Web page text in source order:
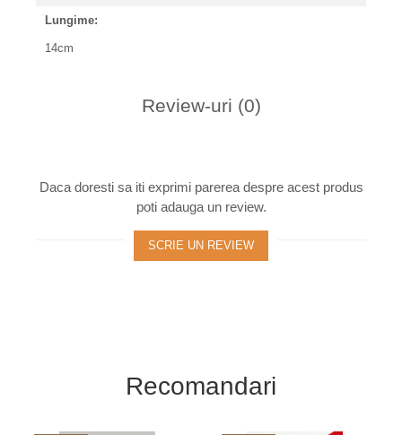
Lungime:
14cm
Review-uri (0)
Daca doresti sa iti exprimi parerea despre acest produs
poti adauga un review.
SCRIE UN REVIEW
Recomandari